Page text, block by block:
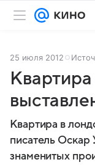
25 июля 2012
Квартира в
писатель Оскар
знаменитых